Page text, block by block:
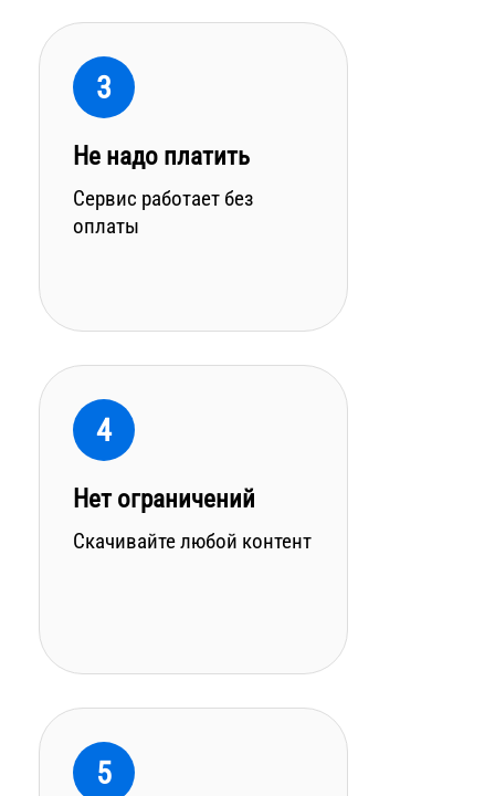
3
Не надо платить
Сервис работает без
оплаты
4
Нет ограничений
Скачивайте любой контент
5